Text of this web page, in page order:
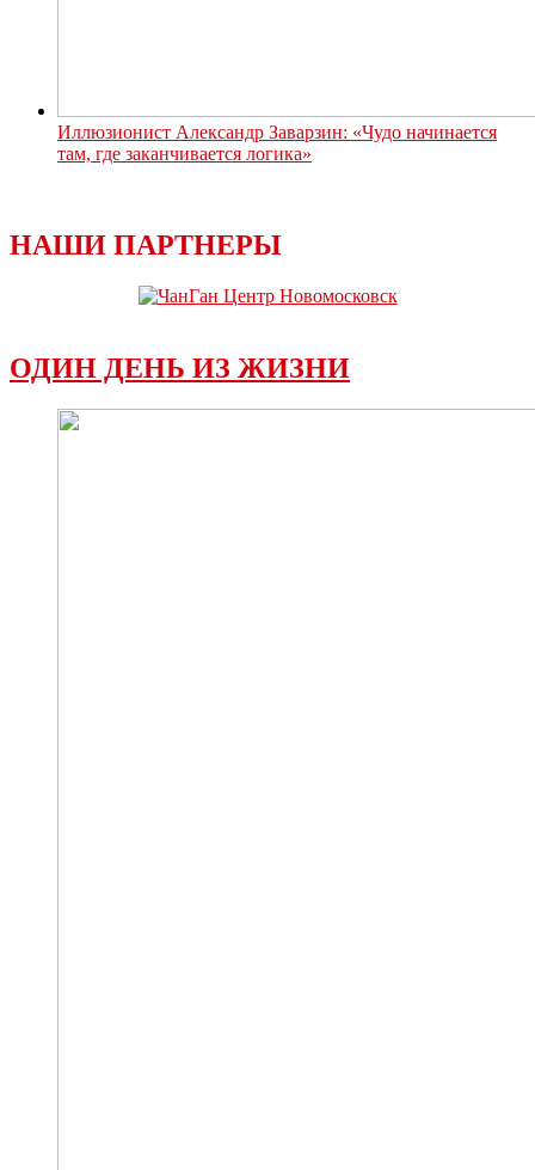
Иллюзионист Александр Заварзин: «Чудо начинается
там, где заканчивается логика»
НАШИ ПАРТНЕРЫ
ОДИН ДЕНЬ ИЗ ЖИЗНИ